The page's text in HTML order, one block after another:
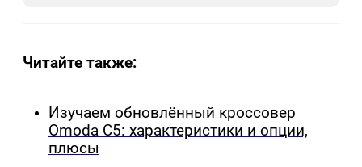
Читайте также:
Изучаем обновлённый кроссовер
Omoda C5: характеристики и опции,
плюсы